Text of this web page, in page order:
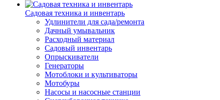
Садовая техника и инвентарь
Удлинители для сада/ремонта
Дачный умывальник
Расходный материал
Садовый инвентарь
Опрыскиватели
Генераторы
Мотоблоки и культиваторы
Мотобуры
Насосы и насосные станции